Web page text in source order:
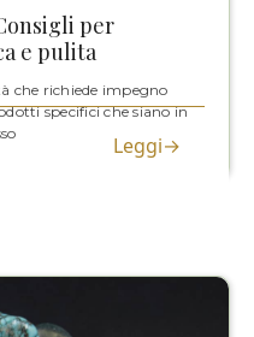
per
e pulita
che richiede impegno
specifici che siano in
Leggi→